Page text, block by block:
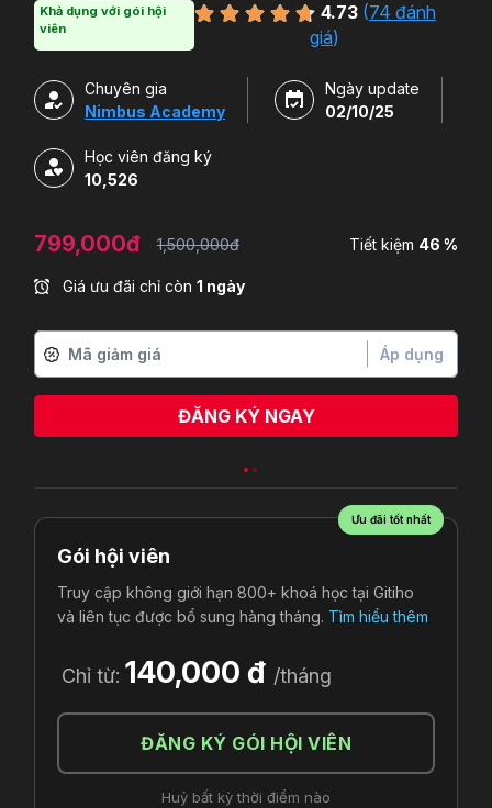
và phân tích dữ liệu kinh doanh, tăng trưởng Doanh
nghiệp.
Khả dụng với gói hội
viên
4.73(74 đánh
giá)
Chuyên gia
Nimbus Academy
Ngày update
02/10/25
Học viên đăng ký
10,526
799,000đ 1,500,000đ Tiết kiệm 46 %
Giá ưu đãi chỉ còn 1 ngày
Áp dụng
ĐĂNG KÝ NGAY
Ưu đãi tốt nhất
Gói hội viên
Truy cập không giới hạn 800+ khoá học tại Gitiho
và liên tục được bổ sung hàng tháng. Tìm hiểu thêm
Chỉ từ: 140,000 đ /tháng
ĐĂNG KÝ GÓI HỘI VIÊN
Huỷ bất kỳ thời điểm nào